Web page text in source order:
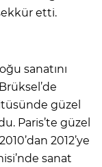
etti.
sanatını
güzel
Paris’te güzel
2012’ye
sanat